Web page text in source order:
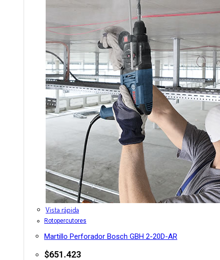
Vista rápida
Rotopercutores
Martillo Perforador Bosch GBH 2-20D-AR
$651.423